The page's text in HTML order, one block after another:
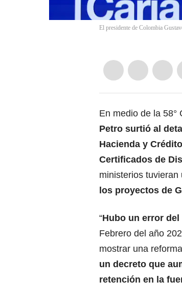
El presidente de Colombia
En medio de la 58°
Petro surtió al
Hacienda y
Certificados de
ministerios tuvieran
los proyectos de
“Hubo un error
Febrero del año
mostrar una
un decreto que
retención en la